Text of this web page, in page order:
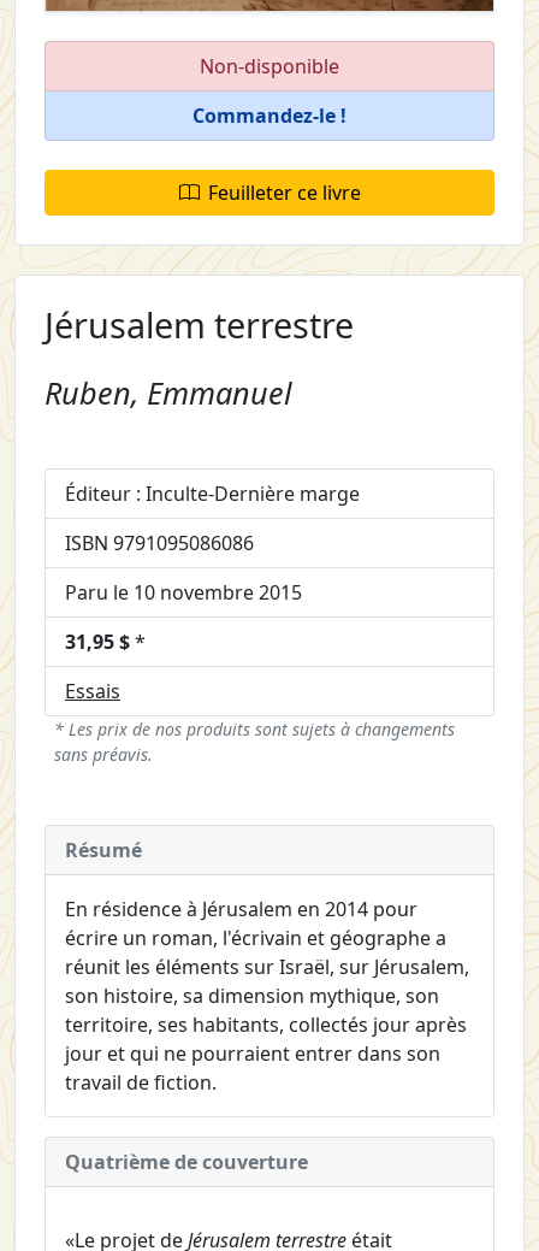
Non-disponible
Commandez-le !
Feuilleter ce livre
Jérusalem terrestre
Ruben, Emmanuel
Éditeur : Inculte-Dernière marge
ISBN 9791095086086
Paru le 10 novembre 2015
31,95 $*
Essais
* Les prix de nos produits sont sujets à changements
sans préavis.
Résumé
En résidence à Jérusalem en 2014 pour
écrire un roman, l'écrivain et géographe a
réunit les éléments sur Israël, sur Jérusalem,
son histoire, sa dimension mythique, son
territoire, ses habitants, collectés jour après
jour et qui ne pourraient entrer dans son
travail de fiction.
Quatrième de couverture
«Le projet deJérusalem terrestre était